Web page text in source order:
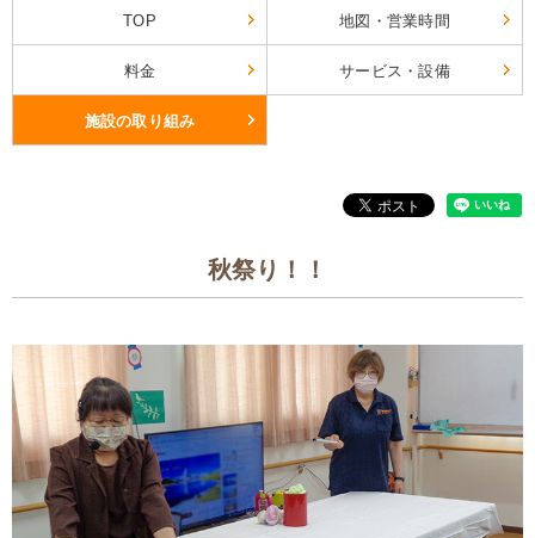
TOP 地図・営業時間
料金 サービス・設備
施設の取り組み
秋祭り！！